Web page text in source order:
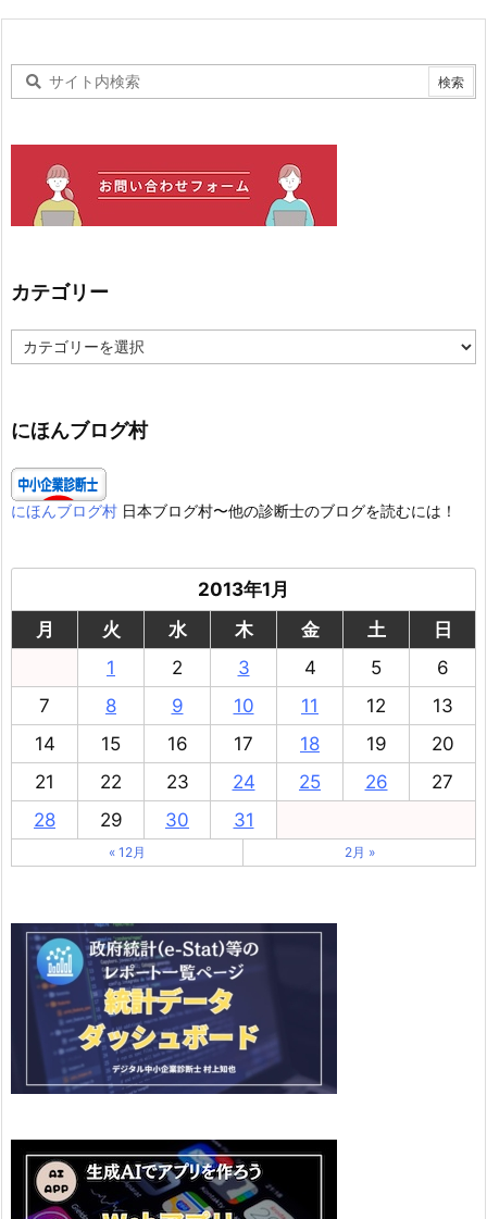
カテゴリー
テ
ー
にほんブログ村
にほんブログ村 日本ブログ村〜他の診断士のブログを読むには！
2013年1月
月
火 水 木 金 土
日
1
2 3 4 5
6
7
8 9 10 11 12
13
14
15 16 17 18 19
20
21
22 23 24 25 26
27
28
29 30 31
« 12月 2月 »